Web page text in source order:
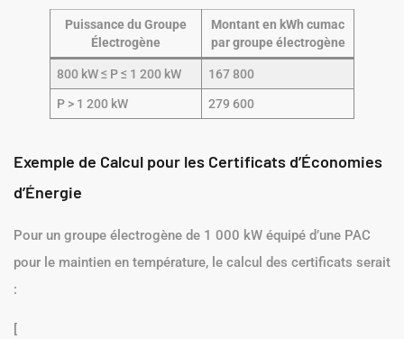
Puissance du Groupe
Électrogène
Montant en kWh cumac
par groupe électrogène
800 kW ≤ P ≤ 1 200 kW 167 800
P > 1 200 kW 279 600
Exemple de Calcul pour les Certificats d’Économies
d’Énergie
Pour un groupe électrogène de 1 000 kW équipé d’une PAC
pour le maintien en température, le calcul des certificats serait
:
[